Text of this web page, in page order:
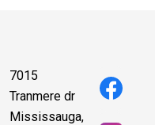
7015
Tranmere dr
Mississauga,